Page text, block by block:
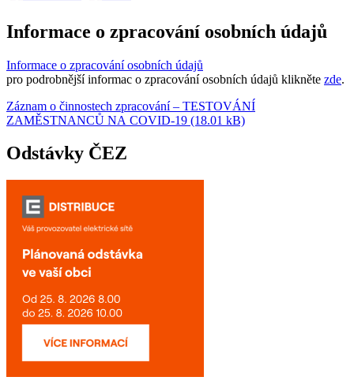
Informace o zpracování osobních údajů
Informace o zpracování osobních údajů
pro podrobnější informac o zpracování osobních údajů klikněte zde.
Záznam o činnostech zpracování – TESTOVÁNÍ
ZAMĚSTNANCŮ NA COVID-19 (18.01 kB)
Odstávky ČEZ